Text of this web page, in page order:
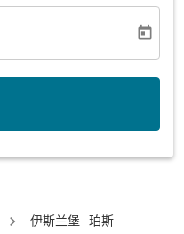
today
伊斯兰堡 - 珀斯